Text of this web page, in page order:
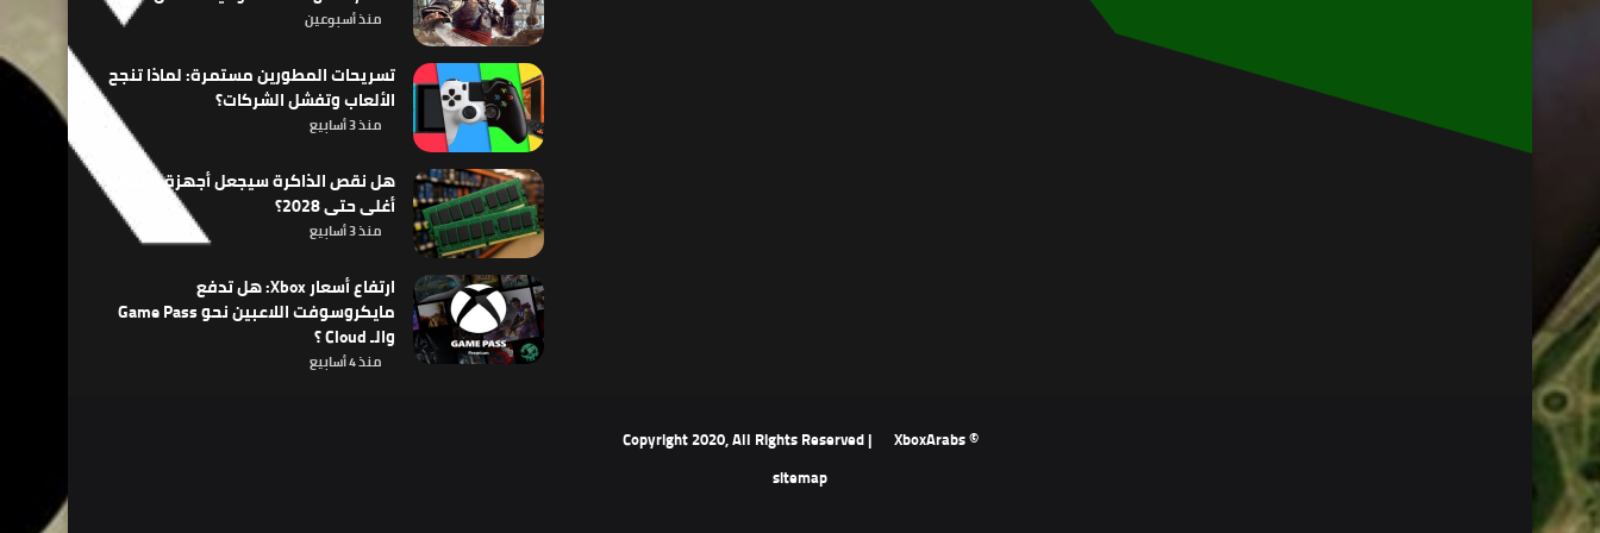
منذ أسبوعين
تسريحات المطورين مستمرة: لماذا تنجح
الألعاب وتفشل الشركات؟
منذ 3 أسابيع
هل نقص الذاكرة سيجعل أجهزة الألعاب
أغلى حتى 2028؟
منذ 3 أسابيع
ارتفاع أسعار Xbox: هل تدفع
مايكروسوفت اللاعبين نحو Game Pass
والـ Cloud ؟
منذ 4 أسابيع
© Copyright 2020, All Rights Reserved |
XboxArabs
sitemap